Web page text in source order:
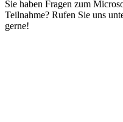
Sie haben Fragen zum
Teilnahme? Rufen Sie uns
gerne!